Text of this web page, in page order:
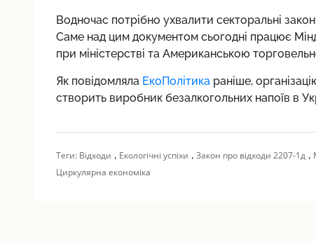
Водночас потрібно ухвалити секторальні
Саме над цим документом сьогодні працює
при міністерстві та Американською
Як повідомляла ЕкоПолітикараніше,
створить виробник безалкогольних напоїв в
Теги: Відходи , Екологічні успіхи , Закон про відходи 2207-1д,
Циркулярна економіка